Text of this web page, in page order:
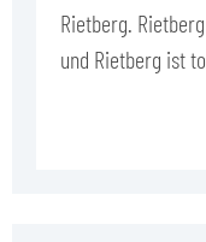
Rietberg.
und Rietberg ist